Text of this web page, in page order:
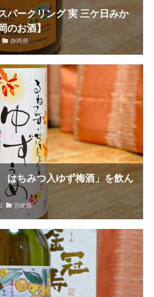
パークリング 実 三ケ日みか
のお酒】
静岡県
ちみつ入ゆず梅酒」を飲ん
宮崎県